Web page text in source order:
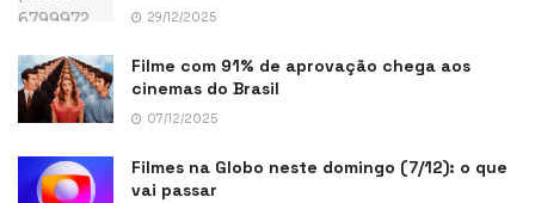
29/12/2025
Filme com 91% de aprovação chega aos
cinemas do Brasil
07/12/2025
Filmes na Globo neste domingo (7/12): o que
vai passar